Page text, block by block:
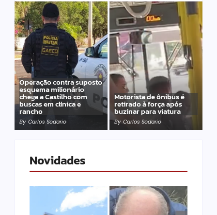
Operação contra suposto
esquema milionário
chega a Castilho com
buscas em clínica e
rancho
By Carlos Sodario
Motorista de ônibus é
retirado à força após
buzinar para viatura
By Carlos Sodario
Novidades